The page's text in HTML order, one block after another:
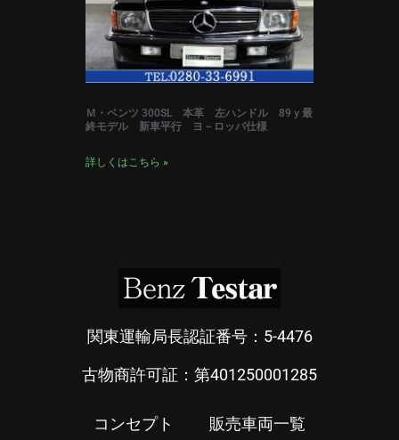
Ｍ・ベンツ 300SL 本革 左ハンドル 89ｙ最
終モデル 新車平行 ヨ－ロッパ仕様
詳しくはこちら »
関東運輸局長認証番号：5-4476
古物商許可証：第401250001285
コンセプト 販売車両一覧